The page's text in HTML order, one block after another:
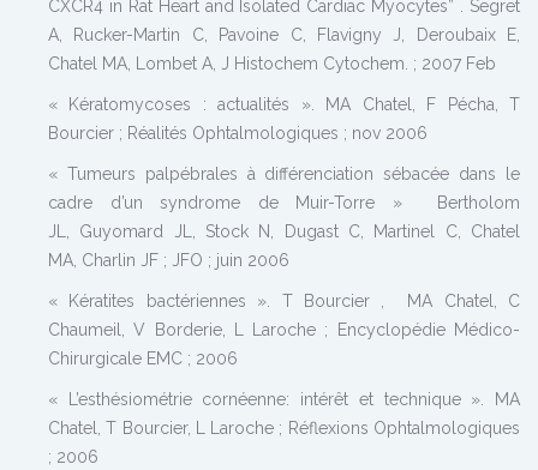
CXCR4 in Rat Heart and Isolated Cardiac Myocytes” . Segret
A, Rucker-Martin C, Pavoine C, Flavigny J, Deroubaix E,
Chatel MA, Lombet A, J Histochem Cytochem. ; 2007 Feb
« Kératomycoses : actualités ». MA Chatel, F Pécha, T
Bourcier ; Réalités Ophtalmologiques ; nov 2006
« Tumeurs palpébrales à différenciation sébacée dans le
cadre d’un syndrome de Muir-Torre » Bertholom
JL, Guyomard JL, Stock N, Dugast C, Martinel C, Chatel
MA, Charlin JF ; JFO ; juin 2006
« Kératites bactériennes ». T Bourcier , MA Chatel, C
Chaumeil, V Borderie, L Laroche ; Encyclopédie Médico-
Chirurgicale EMC ; 2006
« L’esthésiométrie cornéenne: intérêt et technique ». MA
Chatel, T Bourcier, L Laroche ; Réflexions Ophtalmologiques
; 2006